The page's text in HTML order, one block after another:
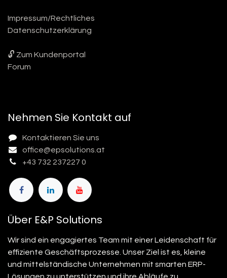
Impressum/Rechtliches
Datenschutzerklärung
🔓 Zum Kundenportal
Forum
Nehmen Sie Kontakt auf
Kontaktieren Sie uns
office@epsolutions.at
+43 732 237227 0
Über E&P Solutions
Wir sind ein engagiertes Team mit einer Leidenschaft für
effiziente Geschäftsprozesse. Unser Ziel ist es, kleine
und mittelständische Unternehmen mit smarten ERP-